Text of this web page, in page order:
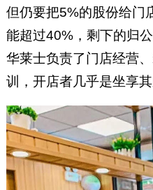
但仍要把5%的股份给门
能超过40%，剩下的归
华莱士负责了门店经营
训，开店者几乎是坐享其